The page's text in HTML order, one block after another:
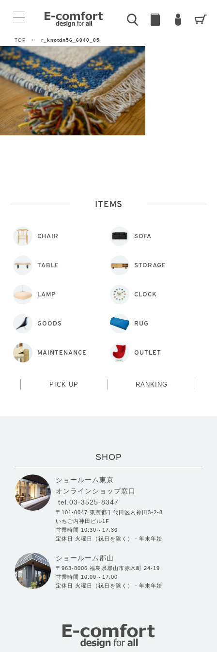
TOP > r_knotdn56_6040_05
ITEMS
CHAIR SOFA
TABLE STORAGE
LAMP CLOCK
GOODS RUG
MAINTENANCE OUTLET
PICK UP RANKING
SHOP
ショールーム東京
オンラインショップ窓口
tel.03-3525-8347
〒101-0047 東京都千代田区内神田3-2-8
いちご内神田ビル1F
営業時間 10:30～17:30
定休日 火曜日（祝日を除く）・年末年始
ショールーム郡山
〒963-8006 福島県郡山市赤木町 24-19
営業時間 10:00～17:00
定休日 火曜日（祝日を除く）・年末年始